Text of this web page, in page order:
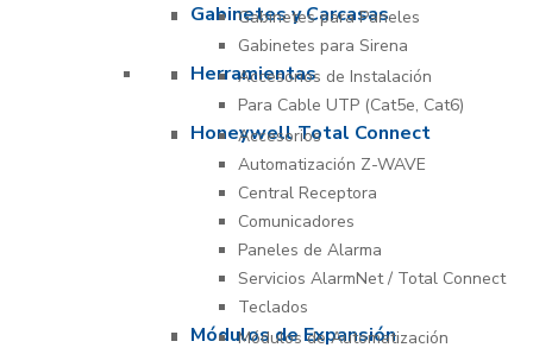
Gabinetes y Carcasas
Gabinetes para Paneles
Gabinetes para Sirena
Herramientas
Accesorios de Instalación
Para Cable UTP (Cat5e, Cat6)
Honeywell Total Connect
Accesorios
Automatización Z-WAVE
Central Receptora
Comunicadores
Paneles de Alarma
Servicios AlarmNet / Total Connect
Teclados
Módulos de Expansión
Módulos de Automatización